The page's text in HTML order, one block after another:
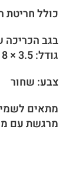
כולל חריטת
בגב הכריכה
גודל: 3.5 × 8 ס"מ
צבע: שחור
מתאים
מרגשת עם